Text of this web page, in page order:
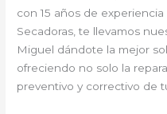
con 15 años de
Secadoras, te llevamos
Miguel dándote la mejor
ofreciendo no solo la
preventivo y correctivo de